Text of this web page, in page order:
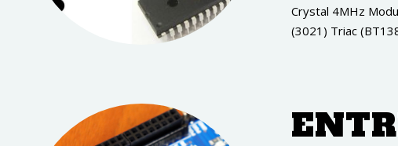
Crystal 4MHz
(3021) Triac